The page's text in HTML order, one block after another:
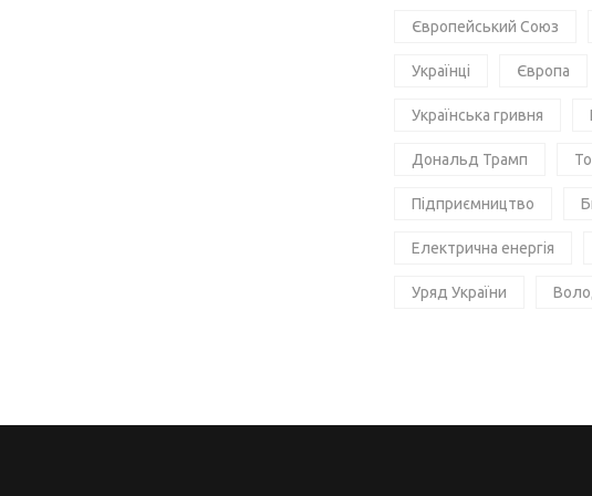
Європейський Союз
Українці Європа
Українська гривня
Дональд Трамп
Підприємництво
Електрична енергія
Уряд України